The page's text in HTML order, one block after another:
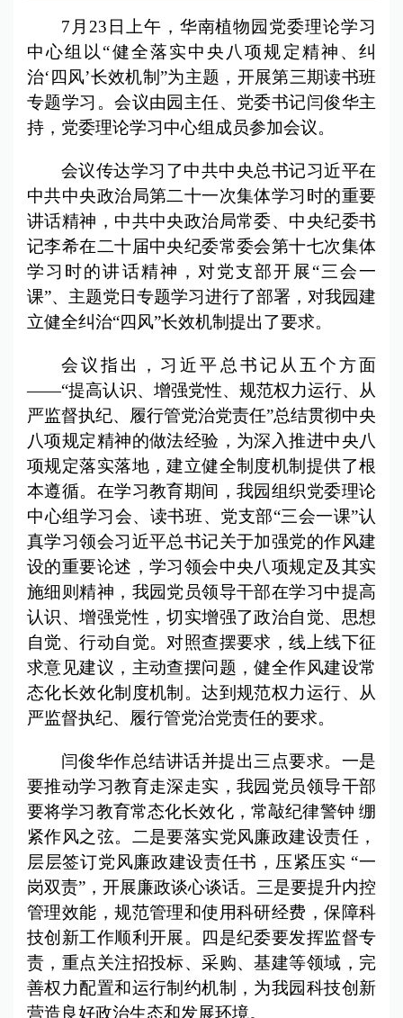
7月23日上午，华南植物园党委理论学习
中心组以“健全落实中央八项规定精神、纠
治‘四风’长效机制”为主题，开展第三期读书班
专题学习。会议由园主任、党委书记闫俊华主
持，党委理论学习中心组成员参加会议。
会议传达学习了中共中央总书记习近平在
中共中央政治局第二十一次集体学习时的重要
讲话精神，中共中央政治局常委、中央纪委书
记李希在二十届中央纪委常委会第十七次集体
学习时的讲话精神，对党支部开展“三会一
课”、主题党日专题学习进行了部署，对我园建
立健全纠治“四风”长效机制提出了要求。
会议指出，习近平总书记从五个方面
——“提高认识、增强党性、规范权力运行、从
严监督执纪、履行管党治党责任”总结贯彻中央
八项规定精神的做法经验，为深入推进中央八
项规定落实落地，建立健全制度机制提供了根
本遵循。在学习教育期间，我园组织党委理论
中心组学习会、读书班、党支部“三会一课”认
真学习领会习近平总书记关于加强党的作风建
设的重要论述，学习领会中央八项规定及其实
施细则精神，我园党员领导干部在学习中提高
认识、增强党性，切实增强了政治自觉、思想
自觉、行动自觉。对照查摆要求，线上线下征
求意见建议，主动查摆问题，健全作风建设常
态化长效化制度机制。达到规范权力运行、从
严监督执纪、履行管党治党责任的要求。
闫俊华作总结讲话并提出三点要求。一是
要推动学习教育走深走实，我园党员领导干部
要将学习教育常态化长效化，常敲纪律警钟 绷
紧作风之弦。二是要落实党风廉政建设责任，
层层签订党风廉政建设责任书，压紧压实 “一
岗双责”，开展廉政谈心谈话。三是要提升内控
管理效能，规范管理和使用科研经费，保障科
技创新工作顺利开展。四是纪委要发挥监督专
责，重点关注招投标、采购、基建等领域，完
善权力配置和运行制约机制，为我园科技创新
营造良好政治生态和发展环境。